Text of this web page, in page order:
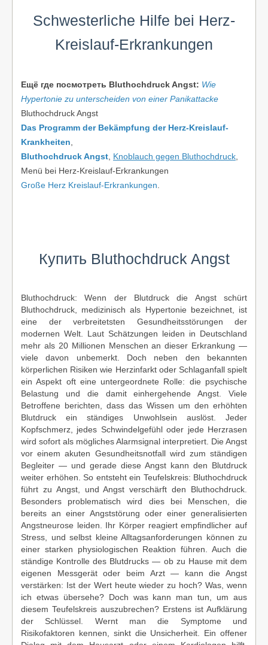
Schwesterliche Hilfe bei Herz-
Kreislauf-Erkrankungen
Ещё где посмотреть Bluthochdruck Angst: Wie
Hypertonie zu unterscheiden von einer Panikattacke
Bluthochdruck Angst
Das Programm der Bekämpfung der Herz-Kreislauf-
Krankheiten,
Bluthochdruck Angst, Knoblauch gegen Bluthochdruck,
Menü bei Herz-Kreislauf-Erkrankungen
Große Herz Kreislauf-Erkrankungen.
Купить Bluthochdruck Angst
Bluthochdruck: Wenn der Blutdruck die Angst schürt
Bluthochdruck, medizinisch als Hypertonie bezeichnet, ist
eine der verbreitetsten Gesundheitsstörungen der
modernen Welt. Laut Schätzungen leiden in Deutschland
mehr als 20 Millionen Menschen an dieser Erkrankung —
viele davon unbemerkt. Doch neben den bekannten
körperlichen Risiken wie Herzinfarkt oder Schlaganfall spielt
ein Aspekt oft eine untergeordnete Rolle: die psychische
Belastung und die damit einhergehende Angst. Viele
Betroffene berichten, dass das Wissen um den erhöhten
Blutdruck ein ständiges Unwohlsein auslöst. Jeder
Kopfschmerz, jedes Schwindelgefühl oder jede Herzrasen
wird sofort als mögliches Alarmsignal interpretiert. Die Angst
vor einem akuten Gesundheitsnotfall wird zum ständigen
Begleiter — und gerade diese Angst kann den Blutdruck
weiter erhöhen. So entsteht ein Teufelskreis: Bluthochdruck
führt zu Angst, und Angst verschärft den Bluthochdruck.
Besonders problematisch wird dies bei Menschen, die
bereits an einer Angststörung oder einer generalisierten
Angstneurose leiden. Ihr Körper reagiert empfindlicher auf
Stress, und selbst kleine Alltagsanforderungen können zu
einer starken physiologischen Reaktion führen. Auch die
ständige Kontrolle des Blutdrucks — ob zu Hause mit dem
eigenen Messgerät oder beim Arzt — kann die Angst
verstärken: Ist der Wert heute wieder zu hoch? Was, wenn
ich etwas übersehe? Doch was kann man tun, um aus
diesem Teufelskreis auszubrechen? Erstens ist Aufklärung
der Schlüssel. Wernt man die Symptome und
Risikofaktoren kennen, sinkt die Unsicherheit. Ein offener